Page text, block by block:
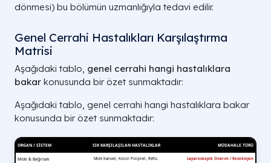
dönmesi) bu bölümün uzmanlığıyla tedavi edilir.
Genel Cerrahi Hastalıkları Karşılaştırma
Matrisi
Aşağıdaki tablo, genel cerrahi hangi hastalıklara
bakar konusunda bir özet sunmaktadır:
Aşağıdaki tablo, genel cerrahi hangi hastalıklara bakar
konusunda bir özet sunmaktadır: